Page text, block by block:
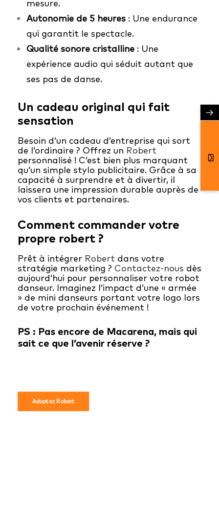
mesure.
Autonomie de 5 heures : Une endurance
qui garantit le spectacle.
Qualité sonore cristalline : Une
expérience audio qui séduit autant que
ses pas de danse.
Un cadeau original qui fait
sensation
Besoin d’un cadeau d’entreprise qui sort
de l’ordinaire ? Offrez un Robert
personnalisé ! C’est bien plus marquant
qu’un simple stylo publicitaire. Grâce à sa
capacité à surprendre et à divertir, il
laissera une impression durable auprès de
vos clients et partenaires.
Comment commander votre
propre robert ?
Prêt à intégrer Robert dans votre
stratégie marketing ? Contactez-nous dès
aujourd’hui pour personnaliser votre robot
danseur. Imaginez l’impact d’une « armée
» de mini danseurs portant votre logo lors
de votre prochain événement !
PS : Pas encore de Macarena, mais qui
sait ce que l’avenir réserve ?
Adoptez Robert
→